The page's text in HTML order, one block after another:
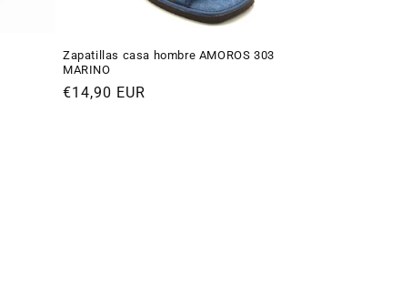
Zapatillas casa hombre AMOROS 303
MARINO
Precio
€14,90 EUR